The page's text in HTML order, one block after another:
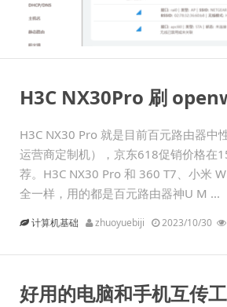
H3C NX30Pro 刷
H3C NX30 Pro 就是目前百元路由器中
运营商定制机），京东618促销价格在
荐。H3C NX30 Pro 和 360 T7、小米
全一样，用的都是百元路由器神U M ...
计算机基础 zhuoyuebiji 2023/10/30
好用的电脑和手机互传